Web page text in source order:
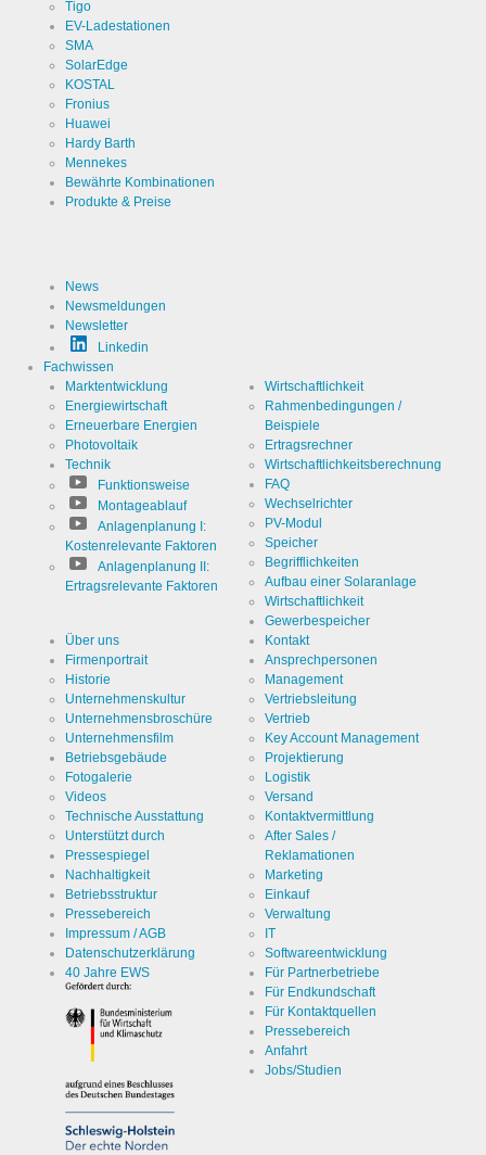
Tigo
EV-Ladestationen
SMA
SolarEdge
KOSTAL
Fronius
Huawei
Hardy Barth
Mennekes
Bewährte Kombinationen
Produkte & Preise
News
Newsmeldungen
Newsletter
Linkedin
Fachwissen
Marktentwicklung
Energiewirtschaft
Erneuerbare Energien
Photovoltaik
Technik
Funktionsweise
Montageablauf
Anlagenplanung I:
Kostenrelevante Faktoren
Anlagenplanung II:
Ertragsrelevante Faktoren
Wirtschaftlichkeit
Rahmenbedingungen /
Beispiele
Ertragsrechner
Wirtschaftlichkeitsberechnung
FAQ
Wechselrichter
PV-Modul
Speicher
Begrifflichkeiten
Aufbau einer Solaranlage
Wirtschaftlichkeit
Gewerbespeicher
Über uns
Firmenportrait
Historie
Unternehmenskultur
Unternehmensbroschüre
Unternehmensfilm
Betriebsgebäude
Fotogalerie
Videos
Technische Ausstattung
Unterstützt durch
Pressespiegel
Nachhaltigkeit
Betriebsstruktur
Pressebereich
Impressum / AGB
Datenschutzerklärung
40 Jahre EWS
Kontakt
Ansprechpersonen
Management
Vertriebsleitung
Vertrieb
Key Account Management
Projektierung
Logistik
Versand
Kontaktvermittlung
After Sales /
Reklamationen
Marketing
Einkauf
Verwaltung
IT
Softwareentwicklung
Für Partnerbetriebe
Für Endkundschaft
Für Kontaktquellen
Pressebereich
Anfahrt
Jobs/Studien